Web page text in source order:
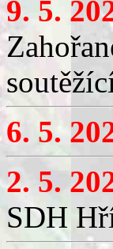
9. 5.
6. 5.
2. 5.
SDH